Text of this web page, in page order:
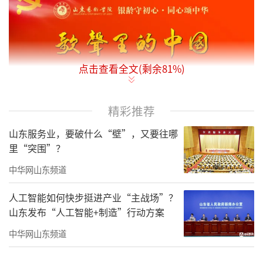
点击查看全文(剩余81%)
精彩推荐
山东服务业，要破什么“壁”，又要往哪
里“突围”？
中华网山东频道
人工智能如何快步挺进产业“主战场”？
山东发布“人工智能+制造”行动方案
中华网山东频道